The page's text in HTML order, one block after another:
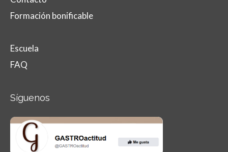
Formación bonificable
Escuela
FAQ
Síguenos